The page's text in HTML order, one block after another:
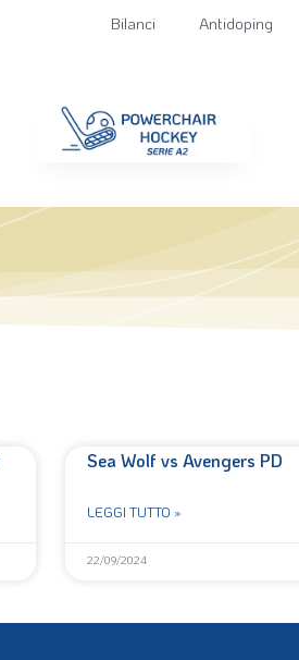
Bilanci
Antidoping
Sea Wolf vs Avengers PD
LEGGI TUTTO »
22/09/2024